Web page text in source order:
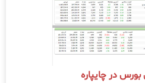
در چایپاره